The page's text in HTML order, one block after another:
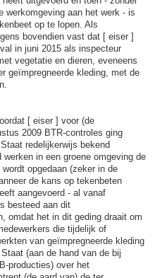
werkomgeving aan het werk - is
op te lopen. Als
bovendien vast dat [ eiser ]
in juni 2015 als inspecteur
vegetatie en dieren, eveneens
geïmpregneerde kleding, met de
[ eiser ] voor (de
2009 BTR-controles ging
redelijkerwijs bekend
in een groene omgeving de
opgedaan (zeker in de
de kans op tekenbeten
aangevoerd - al vanaf
besteed aan dit
omdat het in dit geding draait om
die tijdelijk of
van geïmpregneerde kleding
(aan de hand van de bij
producties) over het